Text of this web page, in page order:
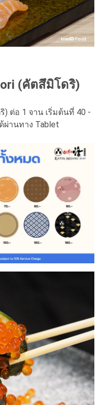
(คัตสึมิโดริ)
ต่อ 1 จาน เริ่มต้นที่ 40 -
ผ่านทาง Tablet